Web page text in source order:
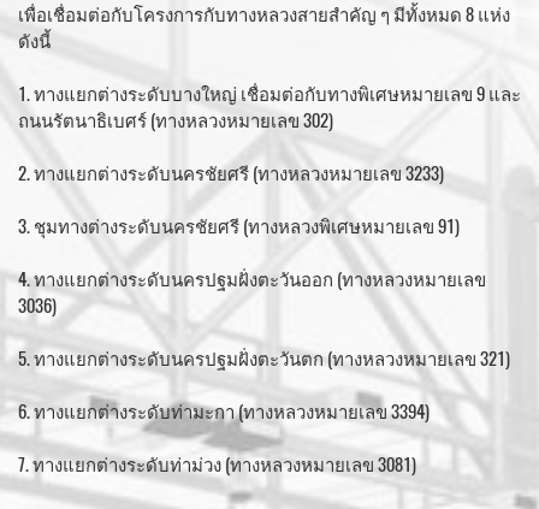
เพื่อเชื่อมต่อกับโครงการกับทางหลวงสายสําคัญ ๆ มีทั้งหมด 8 แห่ง
ดังนี้
1. ทางแยกต่างระดับบางใหญ่ เชื่อมต่อกับทางพิเศษหมายเลข 9 และ
ถนนรัตนาธิเบศร์ (ทางหลวงหมายเลข 302)
2. ทางแยกต่างระดับนครชัยศรี (ทางหลวงหมายเลข 3233)
3. ชุมทางต่างระดับนครชัยศรี (ทางหลวงพิเศษหมายเลข 91)
4. ทางแยกต่างระดับนครปฐมฝั่งตะวันออก (ทางหลวงหมายเลข
3036)
5. ทางแยกต่างระดับนครปฐมฝั่งตะวันตก (ทางหลวงหมายเลข 321)
6. ทางแยกต่างระดับท่ามะกา (ทางหลวงหมายเลข 3394)
7. ทางแยกต่างระดับท่าม่วง (ทางหลวงหมายเลข 3081)